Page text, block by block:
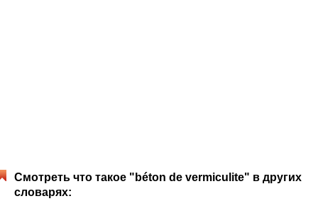
Смотреть что такое "béton de vermiculite" в других
словарях: